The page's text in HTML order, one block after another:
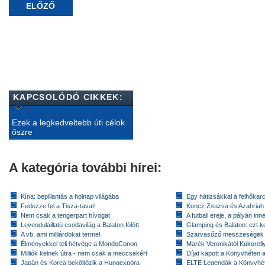
ELŐZŐ
KAPCSOLÓDÓ CIKKEK:
Ezek a legkedveltebb úti célok
őszre
A kategória további hírei:
Kína: bepillantás a holnap világába
Fedezze fel a Tisza-tavat!
Nem csak a tengerpart hívogat
Levendulaillatú csodavilág a Balaton fölött
A vb, ami milliárdokat termel
Élményekkel teli hétvége a MondoConon
Milliók kelnek útra - nem csak a meccsekért
Japán és Korea beköltözik a Hungexpóra
Egy hátizsákkal a
Koncz Zsuzsa és
A futball ereje, a pályán
Glamping és Balaton: ezt
Szarvasűző messzeségek
Marék Veronikától
Díjat kapott a Könyvhéten
ELTE Legendák a